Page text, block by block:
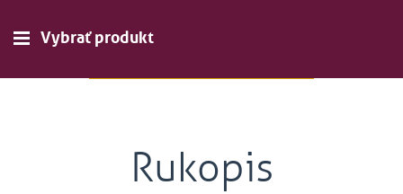
Vybrať produkt
Rukopis